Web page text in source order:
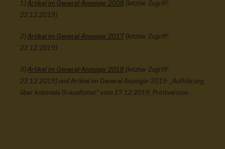
1)Artikel im General-Anzeiger 2008 (letzter Zugriff:
22.12.2019)
2)Artikel im General-Anzeiger 2017 (letzter Zugriff:
22.12.2019)
3)Artikel im General-Anzeiger 2018 (letzter Zugriff:
22.12.2019) und Artikel im General Anzeiger 2019: „Aufklärung
über koloniale Gräueltaten“ vom 17.12.2019, Printversion